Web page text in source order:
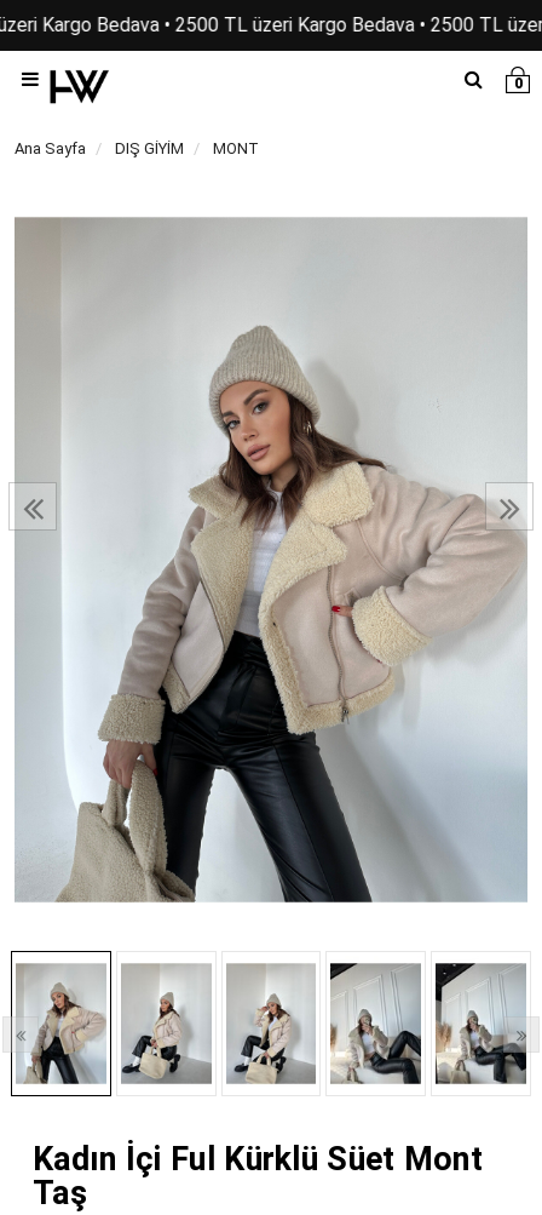
Kargo Bedava • 2500 TL üzeri Kargo Bedava • 2500 TL
0
Ana Sayfa DIŞ GİYİM MONT
Kadın İçi Ful Kürklü Süet Mont
Taş